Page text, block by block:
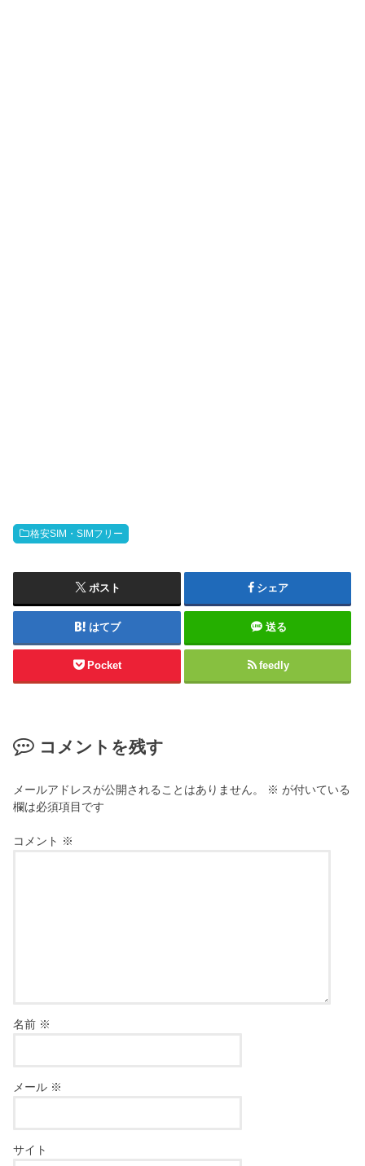
格安SIM・SIMフリー
ポスト シェア
はてブ 送る
Pocket feedly
コメントを残す
メールアドレスが公開されることはありません。 ※ が付いている
欄は必須項目です
コメント ※
名前 ※
メール ※
サイト